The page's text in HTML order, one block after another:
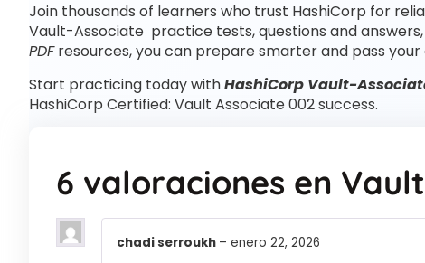
Join thousands of learners who trust HashiCorp for
Vault-Associate practice tests, questions and
PDFresources, you can prepare smarter and pass
Start practicing today withHashiCorp Vault-
HashiCorp Certified: Vault Associate 002 success.
6 valoraciones en
chadi serroukh – enero 22, 2026